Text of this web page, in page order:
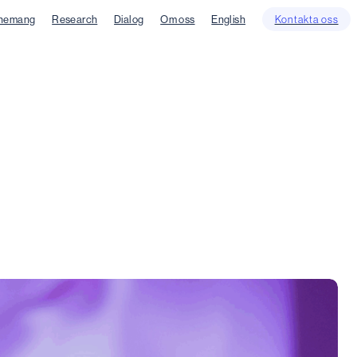
Research Dialog Om oss English Kontakta oss